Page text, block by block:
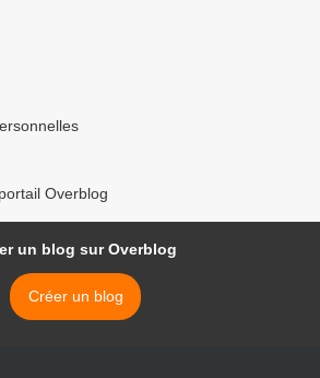
Overblog
un blog sur Overblog
Créer un blog